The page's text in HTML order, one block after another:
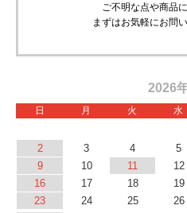
ご不明な点や商品
まずはお気軽にお問
2026
日 月 火 水
2
3 4 5
9
10 11 12
16
17 18 19
23
24 25 26